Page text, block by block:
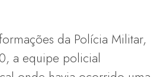
da Polícia Militar,
a equipe policial